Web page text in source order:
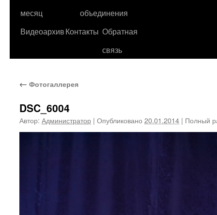
месяц
объединения
ВидеоархивКонтакты Обратная
связь
← Фотогаллерея
DSC_6004
Автор: Администратор | Опубликовано 20.01.2014 | Полный